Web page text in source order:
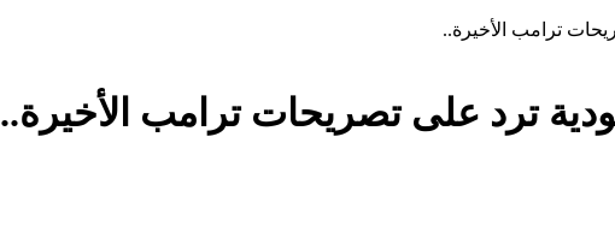
ترامب الأخيرة..
ترد على تصريحات ترامب الأخيرة..